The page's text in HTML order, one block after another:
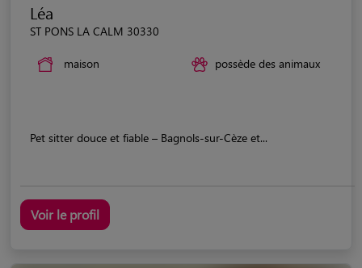
Léa
ST PONS LA CALM 30330
maison possède des animaux
Pet sitter douce et fiable – Bagnols-sur-Cèze et...
Voir le profil